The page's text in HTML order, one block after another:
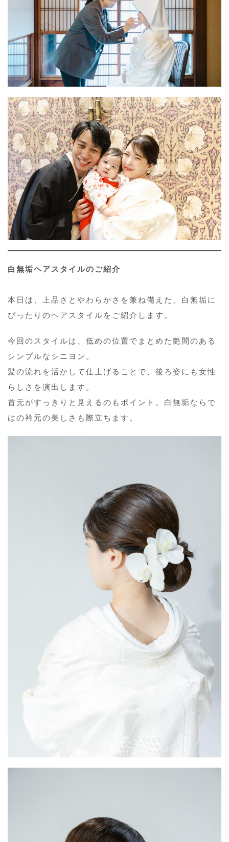
白無垢ヘアスタイルのご紹介
本日は、上品さとやわらかさを兼ね備えた、白無垢に
ぴったりのヘアスタイルをご紹介します。
今回のスタイルは、低めの位置でまとめた艶間のある
シンプルなシニヨン。
髪の流れを活かして仕上げることで、後ろ姿にも女性
らしさを演出します。
首元がすっきりと見えるのもポイント。白無垢ならで
はの衿元の美しさも際立ちます。